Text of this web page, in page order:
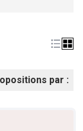
par :